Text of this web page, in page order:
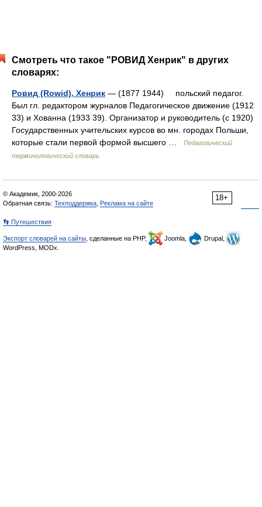
Смотреть что такое "РОВИД Хенрик" в других
словарях:
Ровид (Rowid), Хенрик — (1877 1944) польский педагог.
Был гл. редактором журналов Педагогическое движение (1912
33) и Хованна (1933 39). Организатор и руководитель (с 1920)
Государственных учительских курсов во мн. городах Польши,
которые стали первой формой высшего …
Педагогический
терминологический словарь
18+
© Академик, 2000-2026
Обратная связь: Техподдержка Реклама на сайте
👣 Путешествия
Экспорт словарей на сайты , сделанные на PHP, Joomla,
Drupal,
WordPress, MODx.